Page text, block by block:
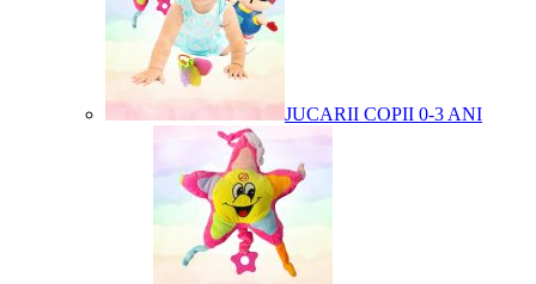
JUCARII COPII 0-3 ANI